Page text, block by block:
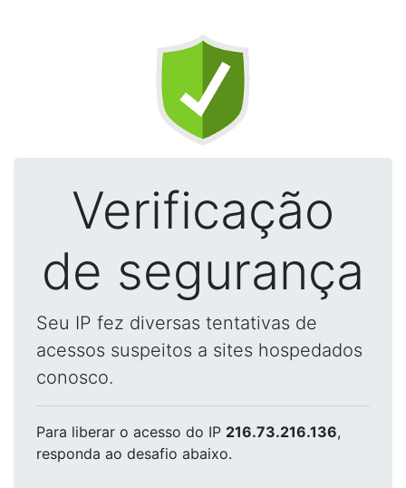
Verificação
de segurança
Seu IP fez diversas tentativas de
acessos suspeitos a sites hospedados
conosco.
Para liberar o acesso do IP 216.73.216.136,
responda ao desafio abaixo.